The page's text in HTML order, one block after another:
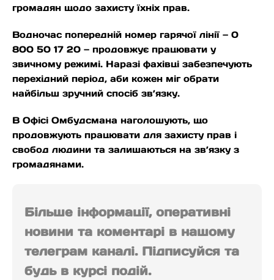
громадян щодо захисту їхніх прав.
Водночас попередній номер гарячої лінії — 0
800 50 17 20 — продовжує працювати у
звичному режимі. Наразі фахівці забезпечують
перехідний період, аби кожен міг обрати
найбільш зручний спосіб зв’язку.
В Офісі Омбудсмана наголошують, що
продовжують працювати для захисту прав і
свобод людини та залишаються на зв’язку з
громадянами.
Більше інформації, оперативні
новини та коментарі в нашому
телеграм каналі. Підписуйся та
будь в курсі подій.